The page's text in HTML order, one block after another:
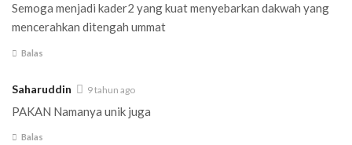
Semoga menjadi kader2 yang kuat menyebarkan dakwah yang
mencerahkan ditengah ummat
Balas
Saharuddin 9 tahun ago
PAKAN Namanya unik juga
Balas